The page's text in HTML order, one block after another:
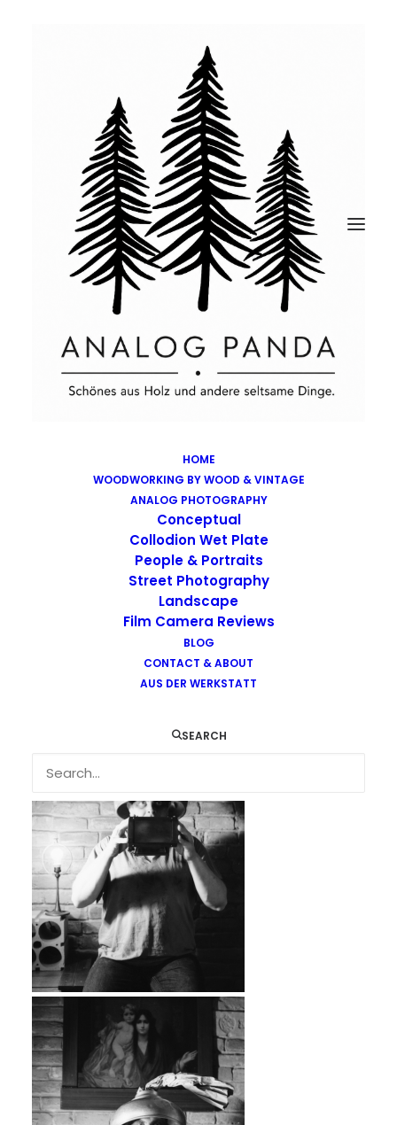
HOME
WOODWORKING BY WOOD & VINTAGE
ANALOG PHOTOGRAPHY
Conceptual
Collodion Wet Plate
People & Portraits
Street Photography
Landscape
Film Camera Reviews
BLOG
CONTACT & ABOUT
AUS DER WERKSTATT
SEARCH
Images tagged "fritz-lang"
Images tagged "fritz-lang"